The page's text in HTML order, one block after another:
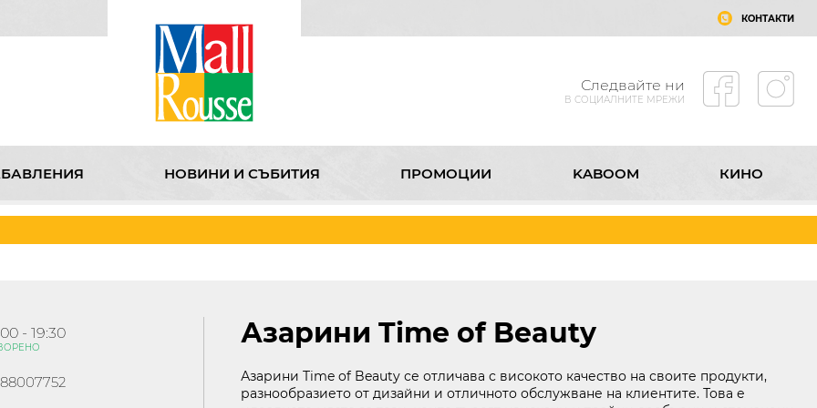
КОНТАКТИ
Следвайте ни
В СОЦИАЛНИТЕ МРЕЖИ
НОВИНИ И СЪБИТИЯ ПРОМОЦИИ KABOOM КИНО
- 19:30 Азарини Time of Beauty
Азарини Time of Beauty се отличава с високото качество на своите продукти,
разнообразието от дизайни и отличното обслужване на клиентите. Това е
И СЪБИТИЯ ПРОМОЦИИ KABOOM ЗА МОЛ РУСЕ КОНТАКТИ